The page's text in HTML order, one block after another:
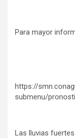
Para mayor
https://
submenu/
Las lluvias